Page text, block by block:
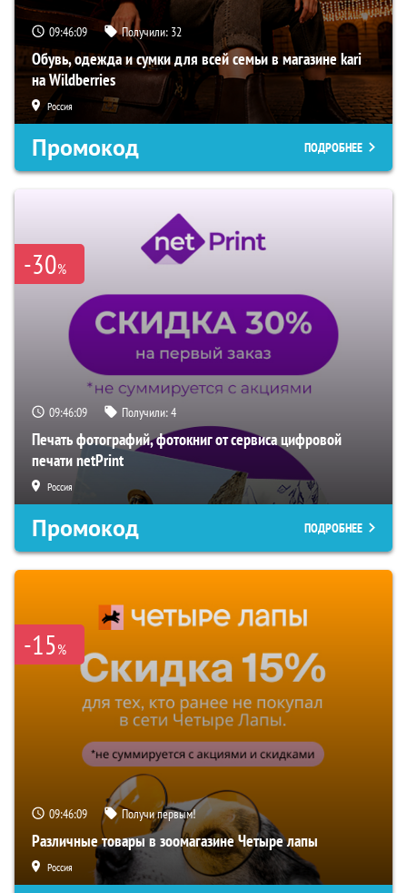
09:46:08 Получили: 32
Обувь, одежда и сумки для всей семьи в магазине kari
на Wildberries
Россия
Промокод ПОДРОБНЕЕ
-30%
09:46:08 Получили:4
Печать фотографий, фотокниг от сервиса цифровой
печати netPrint
Россия
Промокод ПОДРОБНЕЕ
-15%
09:46:08 Получи первым!
Различные товары в зоомагазине Четыре лапы
Россия